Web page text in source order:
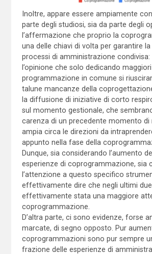
Inoltre, appare essere ampiamente
parte degli studiosi, sia da parte degli
l’affermazione che proprio la
una delle chiavi di volta per garantire la
processi di amministrazione
l’opinione che solo dedicando
programmazione in comune si
talune mancanze della
la diffusione di iniziative di corto
sul momento gestionale, che
carenza di un precedente momento di
ampia circa le direzioni da
appunto nella fase della
Dunque, sia considerando l’aumento
esperienze di coprogrammazione, sia
l’attenzione a questo specifico
effettivamente dire che negli ultimi
effettivamente stata una maggiore
coprogrammazione.
D’altra parte, ci sono evidenze, forse
marcate, di segno opposto. Pur
coprogrammazioni sono pur sempre
frazione delle esperienze di